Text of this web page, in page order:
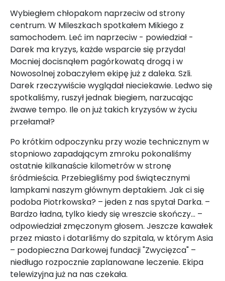
Wybiegłem chłopakom naprzeciw od strony
centrum. W Mileszkach spotkałem Mikiego z
samochodem. Leć im naprzeciw - powiedział -
Darek ma kryzys, każde wsparcie się przyda!
Mocniej docisnąłem pagórkowatą drogą i w
Nowosolnej zobaczyłem ekipę już z daleka. Szli.
Darek rzeczywiście wyglądał nieciekawie. Ledwo się
spotkaliśmy, ruszył jednak biegiem, narzucając
żwawe tempo. Ile on już takich kryzysów w życiu
przełamał?
Po krótkim odpoczynku przy wozie technicznym w
stopniowo zapadającym zmroku pokonaliśmy
ostatnie kilkanaście kilometrów w stronę
śródmieścia. Przebiegliśmy pod świątecznymi
lampkami naszym głównym deptakiem. Jak ci się
podoba Piotrkowska? – jeden z nas spytał Darka. –
Bardzo ładna, tylko kiedy się wreszcie skończy... –
odpowiedział zmęczonym głosem. Jeszcze kawałek
przez miasto i dotarliśmy do szpitala, w którym Asia
– podopieczna Darkowej fundacji "Zwycięzca" –
niedługo rozpocznie zaplanowane leczenie. Ekipa
telewizyjna już na nas czekała.